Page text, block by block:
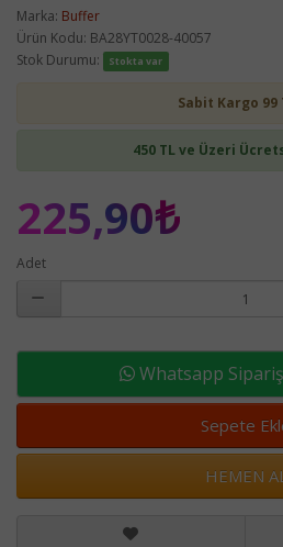
Marka: Buffer
Ürün Kodu: BA28YT0028-40057
Stok Durumu:
Stokta var
Sabit Kargo 99
450 TL ve Üzeri
225,90₺
Adet
Whatsapp
Sepete
HEMEN